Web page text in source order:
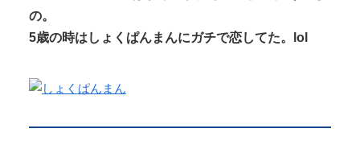
の。
5歳の時はしょくぱんまんにガチで恋してた。lol